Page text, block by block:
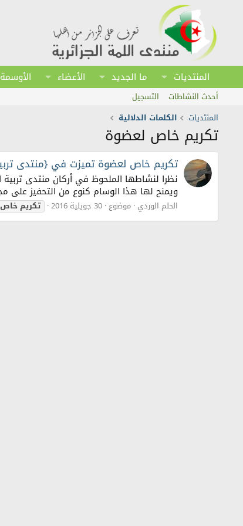
المنتديات ما الجديد الأعضاء الأوسمة
أحدث النشاطات
التسجيل
المنتديات
الكلمات الدلالية
تكريم خاص لعضوة
تكريم خاص لعضوة تميزت في {منتدى
ويمنح لها هذا الوسام كنوع من التحفيز على
الحلم الوردي موضوع 30 جويلية 2016 تكريمخاص